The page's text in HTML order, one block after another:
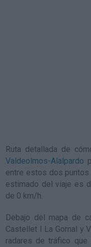
Ruta detallada de
Valdeolmos-Alalpardo
entre estos dos
estimado del viaje es
de 0 km/h.
Debajo del mapa de
Castellet I La Gornal y
radares de tráfico